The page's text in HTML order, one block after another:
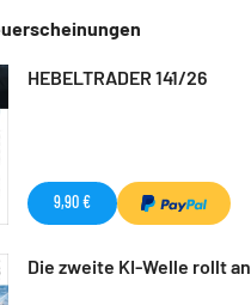
HEBELTRADER 141/26
9,90 €
Die zweite KI-Welle rollt an